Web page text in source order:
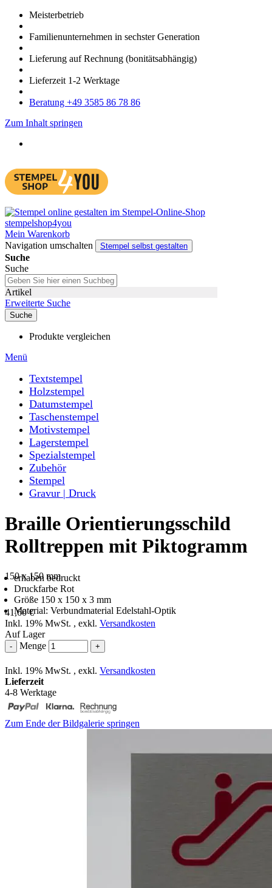
Meister­betrieb
Familien­unter­nehmen in sechster Gene­ration
Lieferung auf Rech­nung (bonitätsabhängig)
Liefer­zeit 1-2 Werk­tage
Bera­tung +49 3585 86 78 86
Zum Inhalt springen
Mein Warenkorb
Navigation umschalten
Stempel selbst gestalten
Suche
Suche
Artikel
Erweiterte Suche
Suche
Produkte vergleichen
Menü
Textstempel
Holzstempel
Datumstempel
Taschenstempel
Motivstempel
Lagerstempel
Spezialstempel
Zubehör
Stempel
Gravur | Druck
Braille Orientierungsschild
Rolltreppen mit Piktogramm
150 x 150 mm
erhaben bedruckt
Druckfarbe Rot
Größe 150 x 150 x 3 mm
Material: Verbundmaterial Edelstahl-Optik
41,60 €
Inkl. 19% MwSt. , exkl. Versandkosten
Auf Lager
- Menge +
Inkl. 19% MwSt. , exkl. Versandkosten
Lieferzeit
4-8 Werktage
Zum Ende der Bildgalerie springen